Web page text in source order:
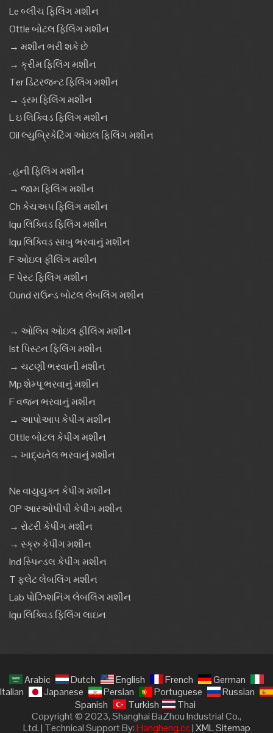
Le બ્લીચ ફિલિંગ મશીન
Ottle બોટલ ફિલિંગ મશીન
→ મશીન ભરી શકે છે
→ ક્રીમ ફિલિંગ મશીન
Ter ડિટરજન્ટ ફિલિંગ મશીન
→ ડ્રમ ફિલિંગ મશીન
L ઇ લિક્વિડ ફિલિંગ મશીન
Oil લ્યુબ્રિકેટિંગ ઓઇલ ફિલિંગ મશીન
. હની ફિલિંગ મશીન
→ જામ ફિલિંગ મશીન
Ch કેચઅપ ફિલિંગ મશીન
Iqu લિક્વિડ ફિલિંગ મશીન
Iqu લિક્વિડ સાબુ ભરવાનું મશીન
F ઓઇલ ફીલિંગ મશીન
F પેસ્ટ ફિલિંગ મશીન
Ound રાઉન્ડ બોટલ લેબલિંગ મશીન
→ ઓલિવ ઓઇલ ફીલિંગ મશીન
Ist પિસ્ટન ફિલિંગ મશીન
→ ચટણી ભરવાની મશીન
Mp શેમ્પૂ ભરવાનું મશીન
F વજન ભરવાનું મશીન
→ આપોઆપ કેપીંગ મશીન
Ottle બોટલ કેપીંગ મશીન
→ ખાદ્યતેલ ભરવાનું મશીન
Ne વાયુયુક્ત કેપીંગ મશીન
OP આરઓપીપી કેપીંગ મશીન
→ રોટરી કેપીંગ મશીન
→ સ્ક્રુ કેપીંગ મશીન
Ind સ્પિન્ડલ કેપીંગ મશીન
T ફ્લેટ લેબલિંગ મશીન
Lab પોઝિશનિંગ લેબલિંગ મશીન
Iqu લિક્વિડ ફિલિંગ લાઇન
Arabic Dutch English French
German
Italian
Japanese Persian Portuguese
Russian
Spanish
Turkish
Thai
Copyright © 2023, Shanghai BaZhou Industrial Co.,
Ltd. | Technical Support By:Hangheng.cc|XML Sitemap